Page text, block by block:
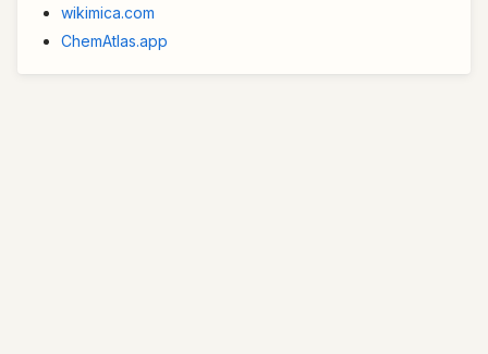
wikimica.com
ChemAtlas.app